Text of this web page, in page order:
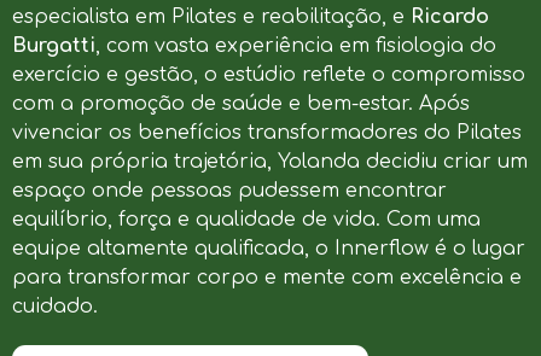
especialista em Pilates e reabilitação, e Ricardo
Burgatti, com vasta experiência em fisiologia do
exercício e gestão, o estúdio reflete o compromisso
com a promoção de saúde e bem-estar. Após
vivenciar os benefícios transformadores do Pilates
em sua própria trajetória, Yolanda decidiu criar um
espaço onde pessoas pudessem encontrar
equilíbrio, força e qualidade de vida. Com uma
equipe altamente qualificada, o Innerflow é o lugar
para transformar corpo e mente com excelência e
cuidado.